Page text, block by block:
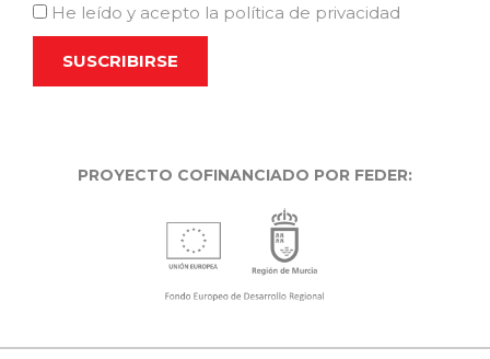
He leído y acepto la política de privacidad
PROYECTO COFINANCIADO POR FEDER: